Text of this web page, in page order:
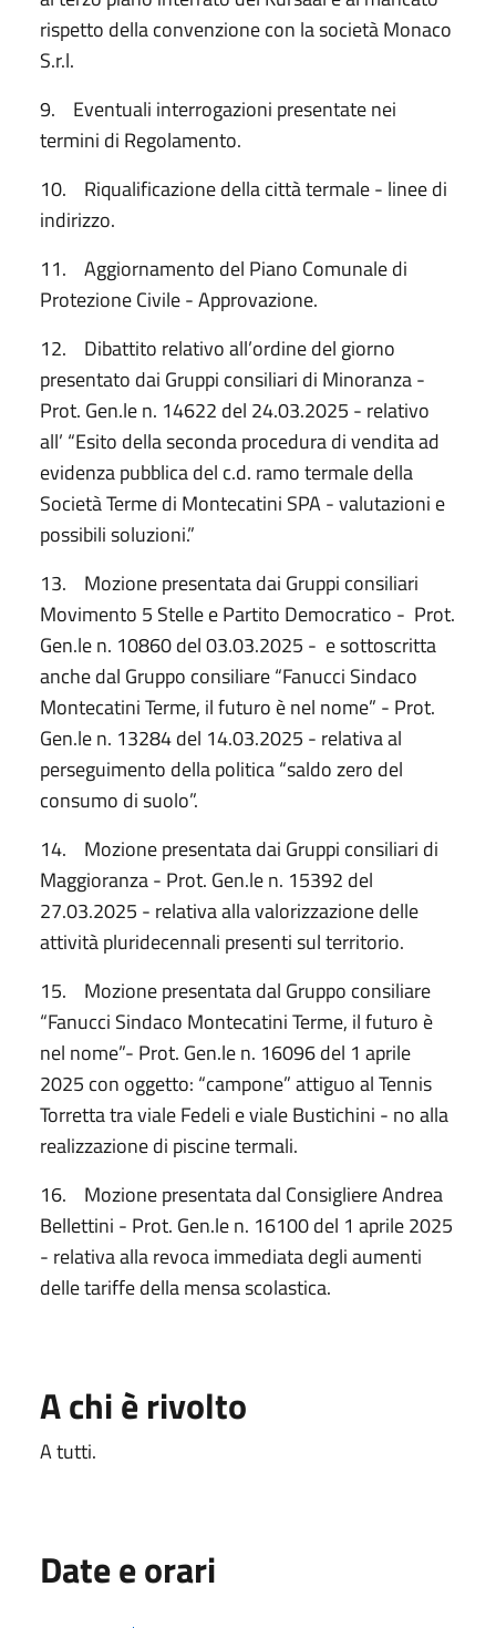
rispetto della convenzione con la società Monaco
S.r.l.
9. Eventuali interrogazioni presentate nei
termini di Regolamento.
10. Riqualificazione della città termale - linee di
indirizzo.
11. Aggiornamento del Piano Comunale di
Protezione Civile - Approvazione.
12. Dibattito relativo all’ordine del giorno
presentato dai Gruppi consiliari di Minoranza -
Prot. Gen.le n. 14622 del 24.03.2025 - relativo
all’ “Esito della seconda procedura di vendita ad
evidenza pubblica del c.d. ramo termale della
Società Terme di Montecatini SPA - valutazioni e
possibili soluzioni.”
13. Mozione presentata dai Gruppi consiliari
Movimento 5 Stelle e Partito Democratico - Prot.
Gen.le n. 10860 del 03.03.2025 - e sottoscritta
anche dal Gruppo consiliare “Fanucci Sindaco
Montecatini Terme, il futuro è nel nome” - Prot.
Gen.le n. 13284 del 14.03.2025 - relativa al
perseguimento della politica “saldo zero del
consumo di suolo”.
14. Mozione presentata dai Gruppi consiliari di
Maggioranza - Prot. Gen.le n. 15392 del
27.03.2025 - relativa alla valorizzazione delle
attività pluridecennali presenti sul territorio.
15. Mozione presentata dal Gruppo consiliare
“Fanucci Sindaco Montecatini Terme, il futuro è
nel nome”- Prot. Gen.le n. 16096 del 1 aprile
2025 con oggetto: “campone” attiguo al Tennis
Torretta tra viale Fedeli e viale Bustichini - no alla
realizzazione di piscine termali.
16. Mozione presentata dal Consigliere Andrea
Bellettini - Prot. Gen.le n. 16100 del 1 aprile 2025
- relativa alla revoca immediata degli aumenti
delle tariffe della mensa scolastica.
A chi è rivolto
A tutti.
Date e orari